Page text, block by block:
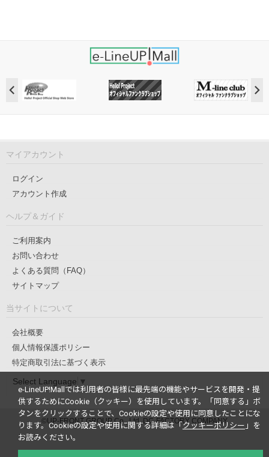
マイアカウント
ログイン
アカウント作成
ヘルプ＆ガイド
ご利用案内
お問い合わせ
よくある質問（FAQ）
サイトマップ
当サイトについて
会社概要
個人情報保護ポリシー
特定商取引法に基づく表示
Select Language ▼
©UP-FRONT GROUP Co., Ltd. DC-FACTORY COMPANY
e-LineUP!Mallでは利用者の皆様に最先端の機能やサービスを開発・提
供するためにCookie（クッキー）を使用しています。
「同意する」ボ
タンをクリックすることで、Cookieの設定や使用に同意したことにな
ります。Cookieの設定や使用に関する詳細は「 クッキーポリシー 」を
お読みください。